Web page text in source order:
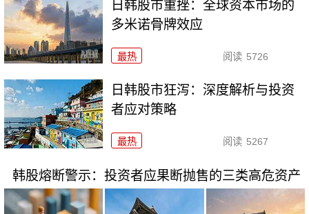
日韩股市重挫：全球资本市场的
多米诺骨牌效应
最热 阅读 5726
日韩股市狂泻：深度解析与投资
者应对策略
最热 阅读 5267
韩股熔断警示：投资者应果断抛售的三类高危资产